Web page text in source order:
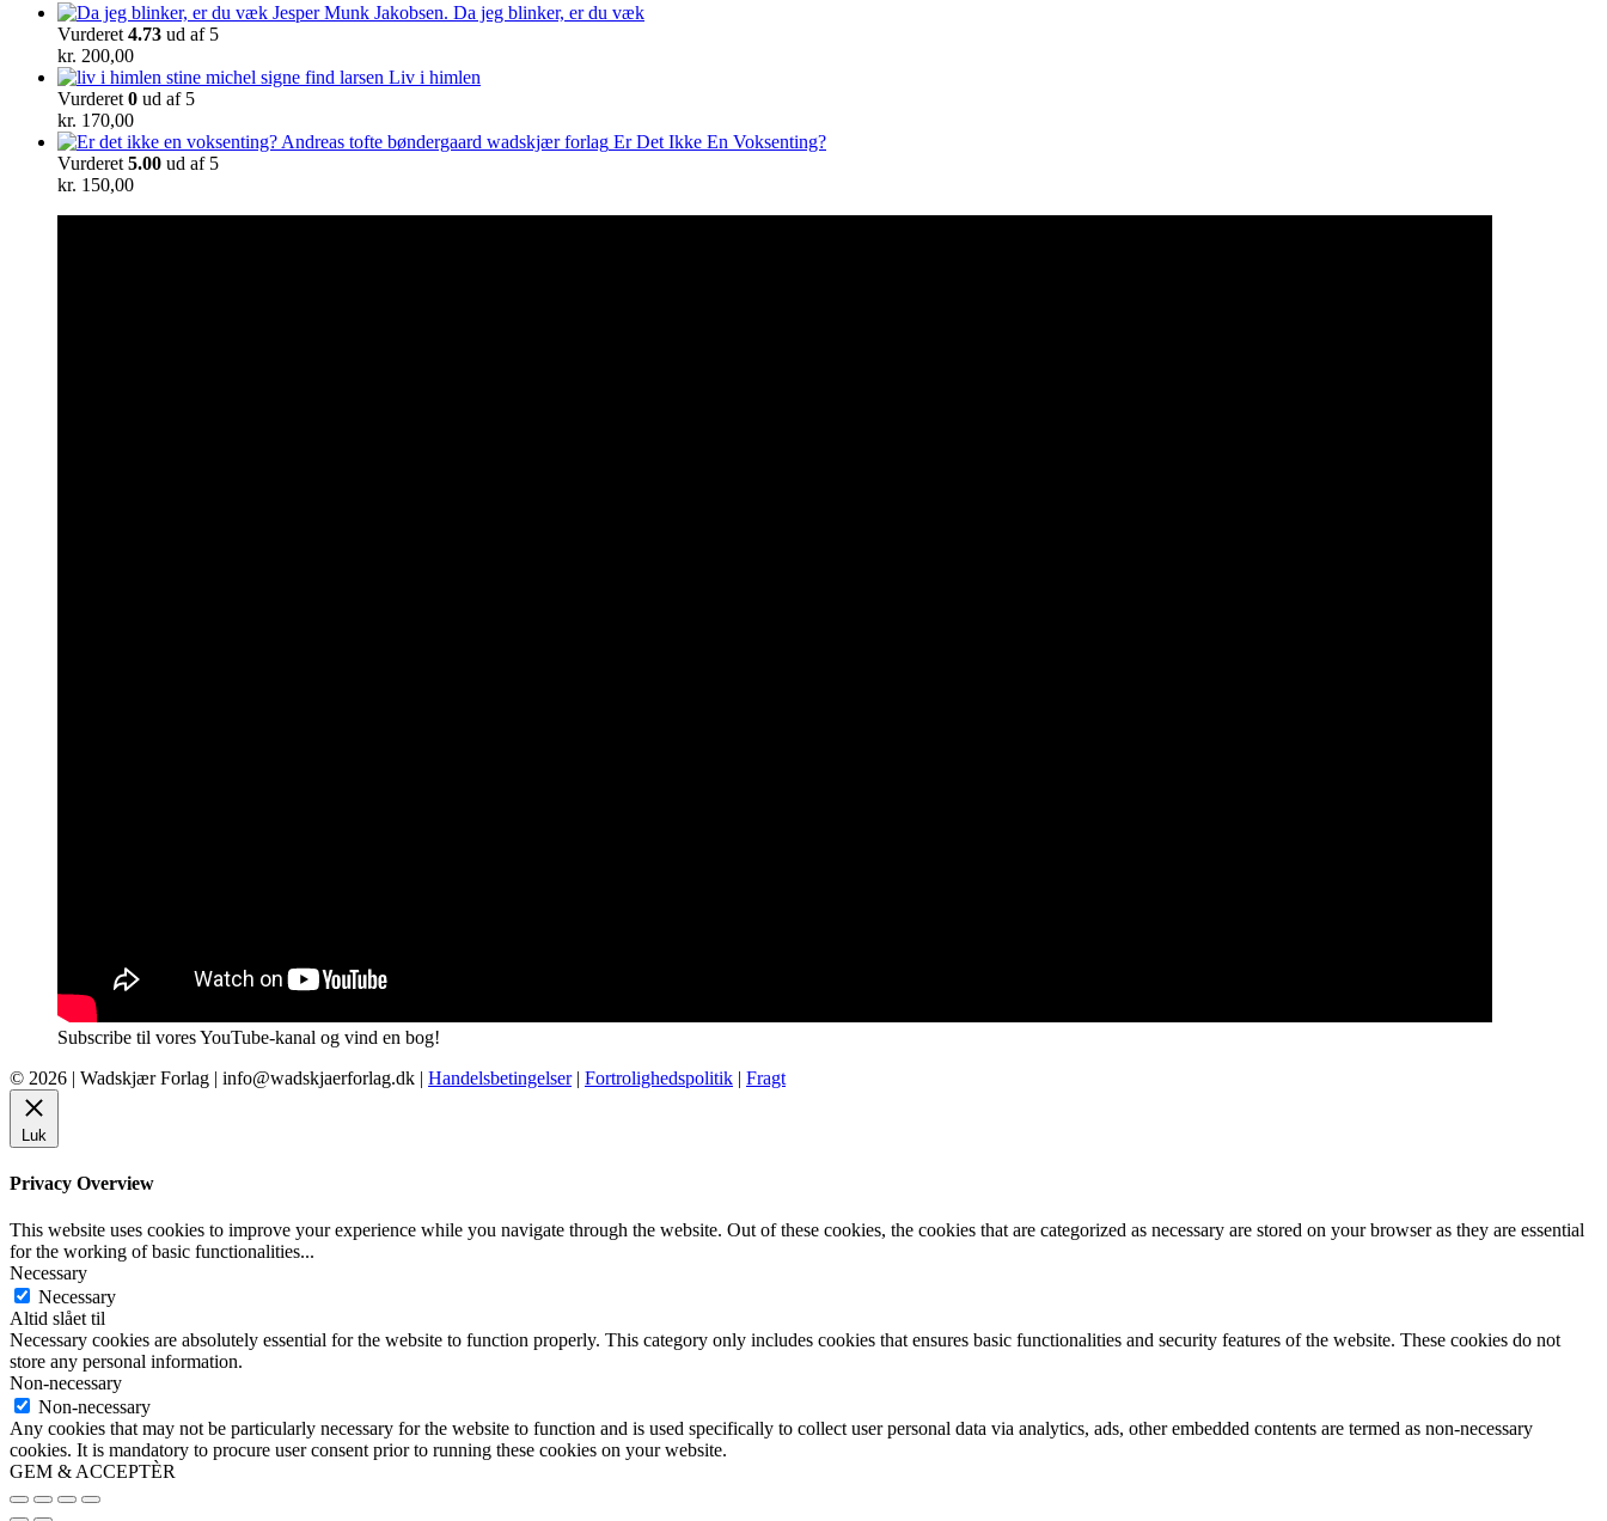
Da jeg blinker, er du væk
Vurderet 4.73 ud af 5
kr. 200,00
Liv i himlen
Vurderet 0 ud af 5
kr. 170,00
Er Det Ikke En Voksenting?
Vurderet 5.00 ud af 5
kr. 150,00
Subscribe til vores YouTube-kanal og vind en bog!
© 2026 | Wadskjær Forlag | info@wadskjaerforlag.dk | Handelsbetingelser| Fortrolighedspolitik | Fragt
Luk
Privacy Overview
This website uses cookies to improve your experience while you navigate through the website. Out of these cookies, the cookies that are categorized as necessary are stored on your browser as they are essential
for the working of basic functionalities...
Necessary
Necessary
Altid slået til
Necessary cookies are absolutely essential for the website to function properly. This category only includes cookies that ensures basic functionalities and security features of the website. These cookies do not
store any personal information.
Non-necessary
Non-necessary
Any cookies that may not be particularly necessary for the website to function and is used specifically to collect user personal data via analytics, ads, other embedded contents are termed as non-necessary
cookies. It is mandatory to procure user consent prior to running these cookies on your website.
GEM & ACCEPTÈR